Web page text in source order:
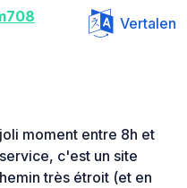
Vertalen
moment entre 8h et
c'est un site
très étroit (et en